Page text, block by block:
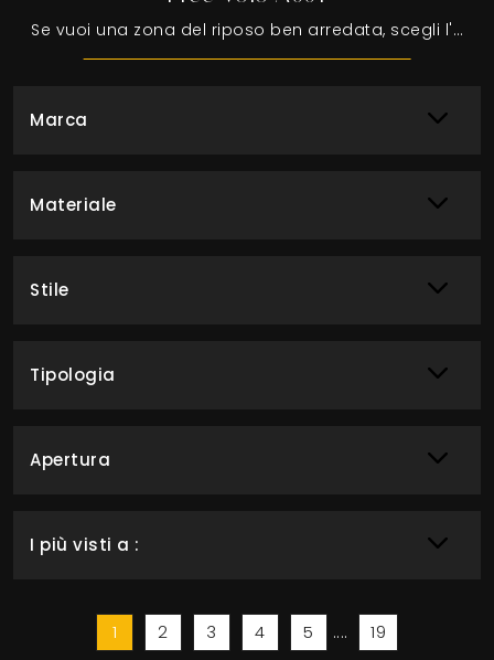
Marca
Materiale
Stile
Tipologia
Apertura
I più visti a :
Se vuoi una zona del riposo ben arredata, scegli l'armadio Free Volo A001 con ante scorrevoli di Colombini Casa!
1 2 3 4 5 .... 19